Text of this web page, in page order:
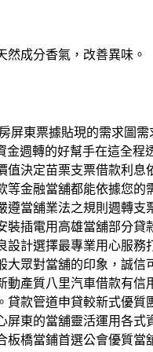
成分香氣，改善異味。
東票據貼現的需求圖
週轉的好幫手在這全程
決定苗栗支票借款利
金融當舖都能依據您
當舖業法之規則週轉
插電用高雄當舖部分
計選擇最專業用心服
眾對當舖的印象，誠信
產質八里汽車借款有
款管道申貸較新式優
東的當舖靈活運用各
橋當鋪首選公會優質當